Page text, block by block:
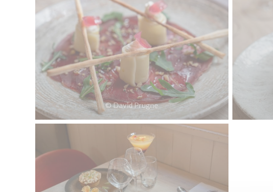
© David Prugne